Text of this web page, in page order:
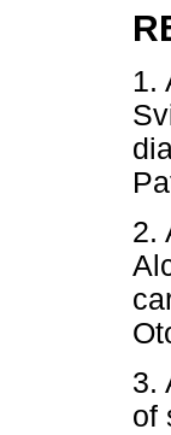
1.
2.
3.
of